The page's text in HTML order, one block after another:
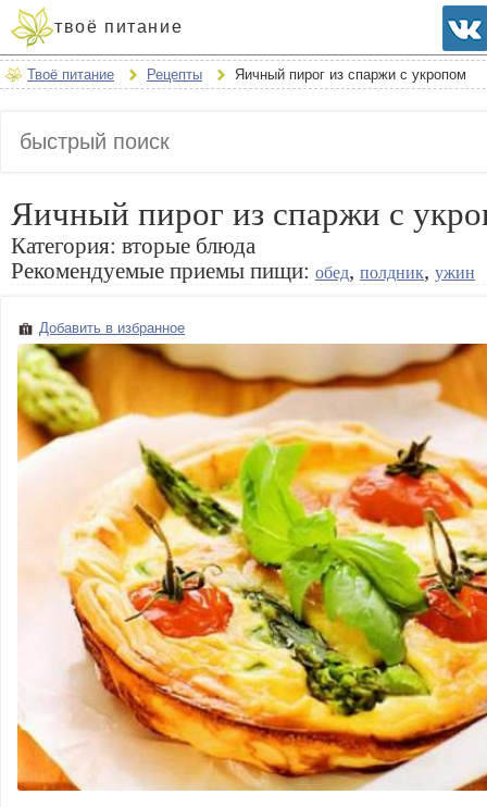
твоё питание
Твоё питание Рецепты Яичный пирог из спаржи с укропом
Яичный пирог из спаржи с
Категория: вторые блюда
Рекомендуемые приемы пищи: обед, полдник, ужин
Добавить в избранное